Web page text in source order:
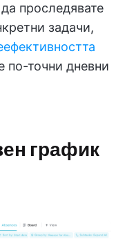
проследявате
задачи,
по-точни дневни
график